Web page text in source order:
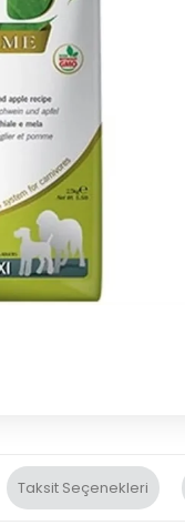
Taksit Seçenekleri